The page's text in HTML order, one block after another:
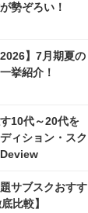
勢ぞろい！
2026】7月期夏の
挙紹介！
10代～20代を
ィション・スク
サブスクおすす
比較】